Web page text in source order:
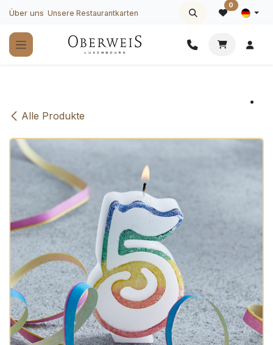
Zum Inhalt springen
Über uns Unsere Restaurantkarten
0
Alle Produkte